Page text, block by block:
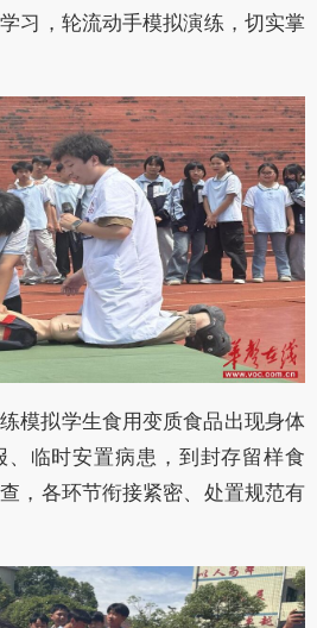
习，轮流动手模拟演练，切实掌
模拟学生食用变质食品出现身体
临时安置病患，到封存留样食
，各环节衔接紧密、处置规范有